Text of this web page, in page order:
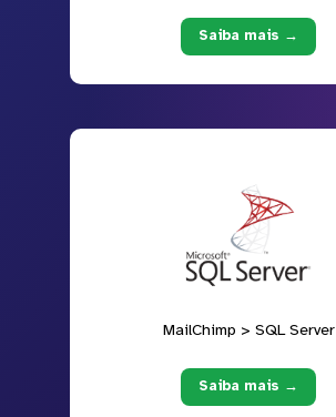
Saiba mais →
MailChimp > SQL Server
Saiba mais →